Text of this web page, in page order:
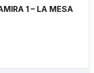
1 – LA MESA